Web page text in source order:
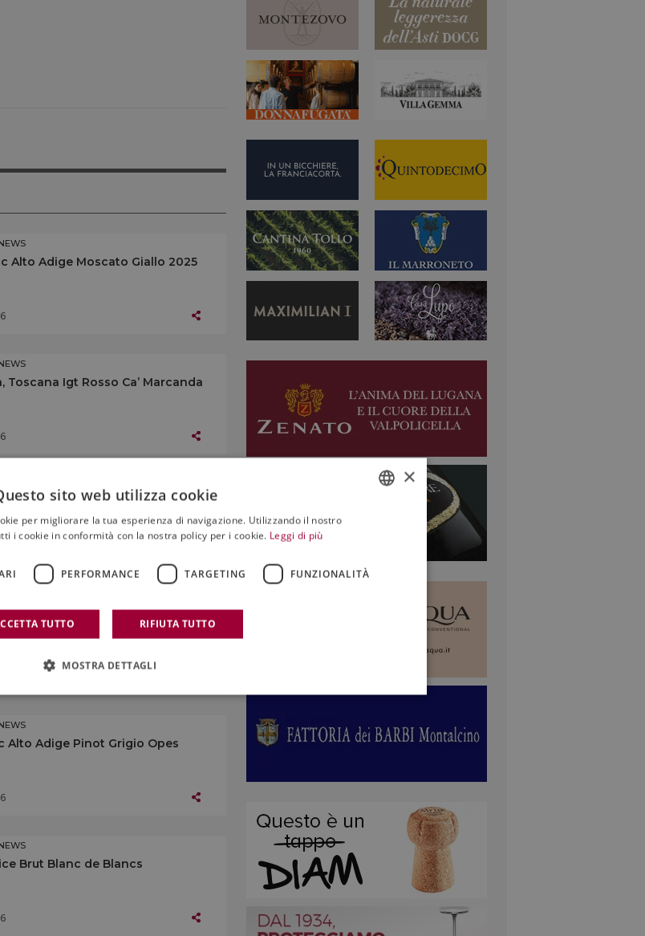
Alto Adige Moscato Giallo 2025
Toscana Igt Rosso Ca’ Marcanda
Trento Brut Rosé Riserva 2019
Sicilia Grillo Rocce di Pietra
Alto Adige Pinot Grigio Opes
Brut Blanc de Blancs
×
sito web utilizza cookie
per migliorare la tua esperienza di navigazione. Utilizzando il nostro
i cookie in conformità con la nostra policy per i cookie. Leggi di più
PERFORMANCE TARGETING FUNZIONALITÀ
TUTTO RIFIUTA TUTTO
MOSTRA DETTAGLI